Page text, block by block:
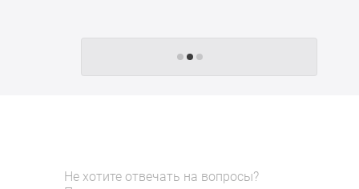
Следующие -24 жилых комплекса
Не хотите отвечать на вопросы?